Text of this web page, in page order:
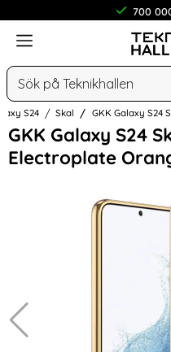
700
Meny
Sök
S24 Skal GKK Galaxy S24
GKK Galaxy S24
Electroplate
Hoppa
över
Bilder